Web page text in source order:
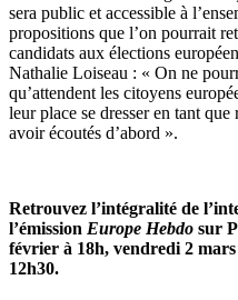
sera public et accessible à
propositions que l’on pourrait
candidats aux élections
Nathalie Loiseau : « On ne
qu’attendent les citoyens
leur place se dresser en tant
avoir écoutés d’abord ».
Retrouvez l’intégralité de
l’émission Europe Hebdo sur
février à 18h, vendredi 2
12h30.